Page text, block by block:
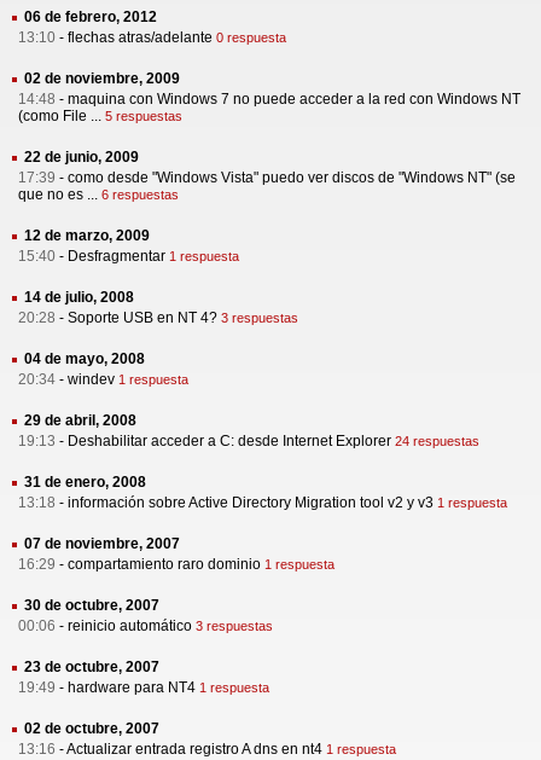
06 de febrero, 2012
13:10 - flechas atras/adelante 0 respuesta
02 de noviembre, 2009
14:48 - maquina con Windows 7 no puede acceder a la red con Windows NT
(como File ... 5 respuestas
22 de junio, 2009
17:39 - como desde "Windows Vista" puedo ver discos de "Windows NT" (se
que no es ... 6 respuestas
12 de marzo, 2009
15:40 - Desfragmentar 1 respuesta
14 de julio, 2008
20:28 - Soporte USB en NT 4? 3 respuestas
04 de mayo, 2008
20:34 - windev 1 respuesta
29 de abril, 2008
19:13 - Deshabilitar acceder a C: desde Internet Explorer 24 respuestas
31 de enero, 2008
13:18 - información sobre Active Directory Migration tool v2 y v3 1 respuesta
07 de noviembre, 2007
16:29 - compartamiento raro dominio 1 respuesta
30 de octubre, 2007
00:06 - reinicio automático 3 respuestas
23 de octubre, 2007
19:49 - hardware para NT4 1 respuesta
02 de octubre, 2007
13:16 -Actualizar entrada registro A dns en nt4 1 respuesta